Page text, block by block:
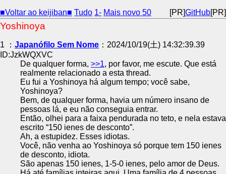
■Voltar ao keijiban■ Tudo 1- Mais novo 50 [PR]GitHub[PR]
Yoshinoya
1 ： Japanófilo Sem Nome ：2024/10/19(土) 14:32:39.39
ID:JzkWQXVC
De qualquer forma, >>1, por favor, me escute. Que está
realmente relacionado a esta thread.
Eu fui a Yoshinoya há algum tempo; você sabe,
Yoshinoya?
Bem, de qualquer forma, havia um número insano de
pessoas lá, e eu não conseguia entrar.
Então, olhei para a faixa pendurada no teto, e nela estava
escrito “150 ienes de desconto”.
Ah, a estupidez. Esses idiotas.
Você, não venha ao Yoshinoya só porque tem 150 ienes
de desconto, idiota.
São apenas 150 ienes, 1-5-0 ienes, pelo amor de Deus.